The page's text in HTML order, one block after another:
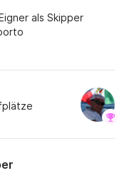
als Skipper